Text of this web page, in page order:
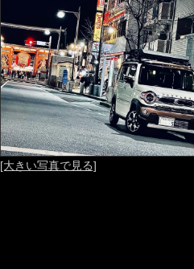
[大きい写真で見る]